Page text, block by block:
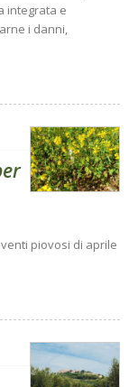
integrata e
i danni,
piovosi di aprile